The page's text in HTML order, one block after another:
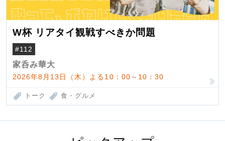
W杯 リアタイ観戦すべきか問題
#112
家呑み華大
2026年8月13日（木）よる10：00～10：30
トーク 食・グルメ